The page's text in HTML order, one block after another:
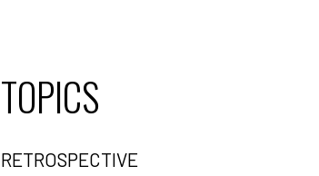
TOPICS
RETROSPECTIVE